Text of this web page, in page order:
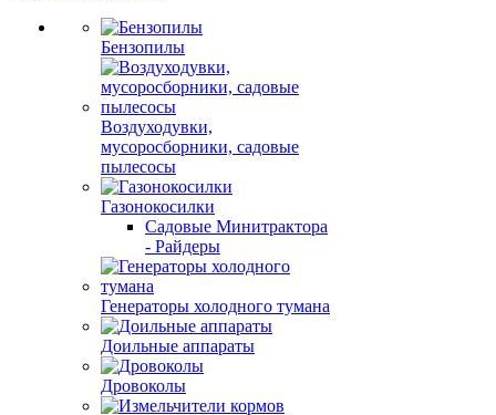
Бензопилы
Воздуходувки,
мусоросборники, cадовые
пылесосы
Газонокосилки
Садовые Минитрактора
- Райдеры
Генераторы холодного тумана
Доильные аппараты
Дровоколы